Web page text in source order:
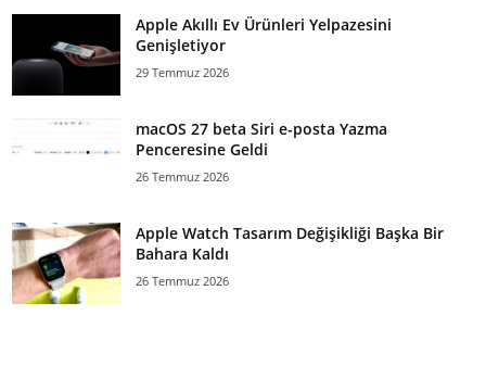
Apple Akıllı Ev Ürünleri Yelpazesini
Genişletiyor
29 Temmuz 2026
macOS 27 beta Siri e-posta Yazma
Penceresine Geldi
26 Temmuz 2026
Apple Watch Tasarım Değişikliği Başka Bir
Bahara Kaldı
26 Temmuz 2026